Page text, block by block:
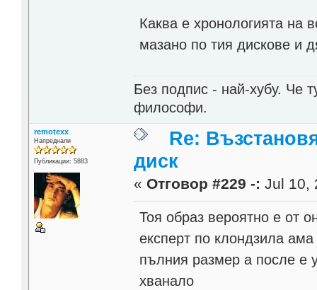
Каква е хронологията на
мазано по тия дискове и
Без подпис - най-хубу. Че
философи.
remotexx
Напреднали
Публикации: 5883
Re:
диск
« Отговор #229 -: Jul 10,
Тоя образ вероятно е от
експерт по клондзила
пълния размер а после е
хванало